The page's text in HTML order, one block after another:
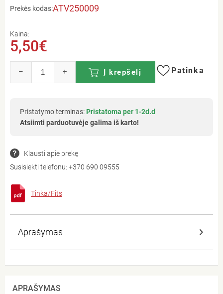
Prekės kodas:ATV250009
Kaina:
5,50€
– + Į krepšelį Patinka
Pristatymo terminas: Pristatoma per 1-2d.d
Atsiimti parduotuvėje galima iš karto!
Klausti apie prekę
Susisiekti telefonu: +370 690 09555
Tinka/Fits
Aprašymas
APRAŠYMAS